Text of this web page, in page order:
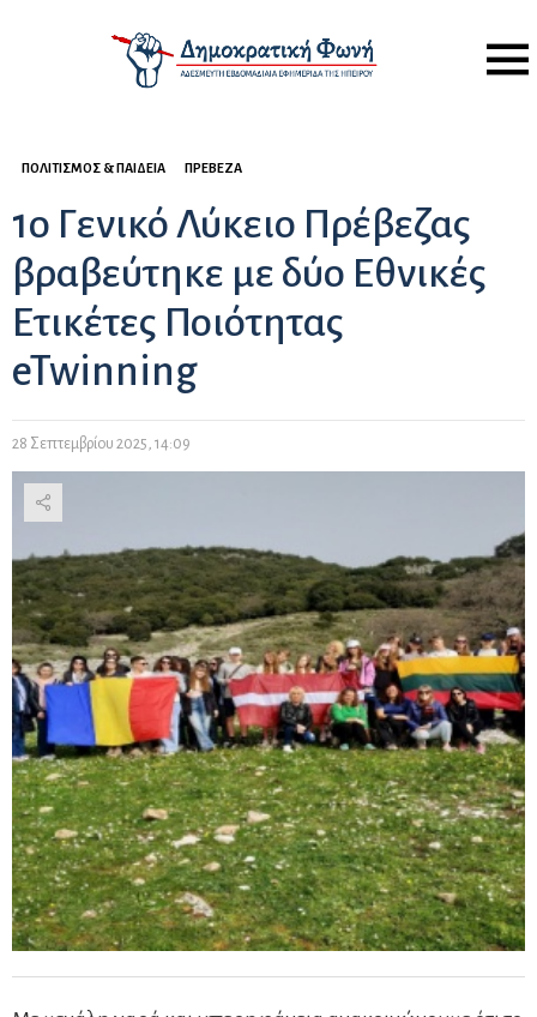
Menu
ΠΟΛΙΤΙΣΜΌΣ & ΠΑΙΔΕΊΑ ΠΡΈΒΕΖΑ
1ο Γενικό Λύκειο Πρέβεζας
βραβεύτηκε με δύο Εθνικές
Ετικέτες Ποιότητας
eTwinning
28 Σεπτεμβρίου 2025, 14:09